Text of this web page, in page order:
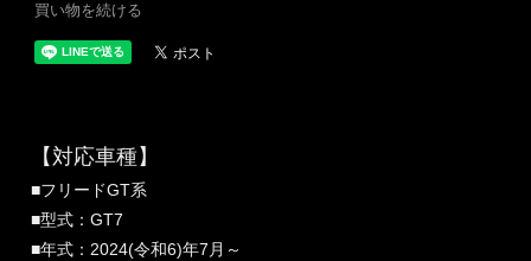
買い物を続ける
【対応車種】
■フリードGT系
■型式：GT7
■年式：2024(令和6)年7月～